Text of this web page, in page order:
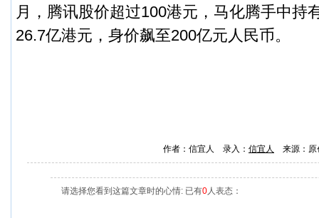
月，腾讯股价超过100港元，马化腾手中持
26.7亿港元，身价飙至200亿元人民币。
作者：信宜人 录入： 信宜人 来源：
请选择您看到这篇文章时的心情: 已有0人表态：